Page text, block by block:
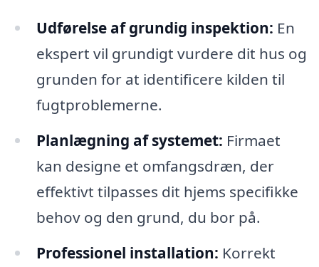
Udførelse af grundig inspektion: En
ekspert vil grundigt vurdere dit hus og
grunden for at identificere kilden til
fugtproblemerne.
Planlægning af systemet: Firmaet
kan designe et omfangsdræn, der
effektivt tilpasses dit hjems specifikke
behov og den grund, du bor på.
Professionel installation: Korrekt